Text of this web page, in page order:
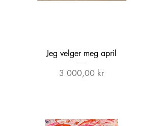
Jeg velger meg april
Pris
3 000,00 kr